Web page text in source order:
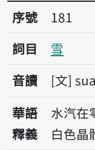
序號181雪
序號
181
詞目
雪
音讀
文
華語
釋義
水汽在
白色晶